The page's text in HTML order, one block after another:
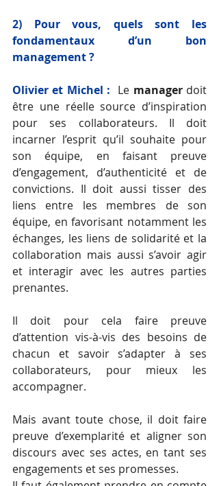
2) Pour vous, quels sont les
fondamentaux d’un bon
management ?
Olivier et Michel : Le manager doit
être une réelle source d’inspiration
pour ses collaborateurs. Il doit
incarner l’esprit qu’il souhaite pour
son équipe, en faisant preuve
d’engagement, d’authenticité et de
convictions. Il doit aussi tisser des
liens entre les membres de son
équipe, en favorisant notamment les
échanges, les liens de solidarité et la
collaboration mais aussi s’avoir agir
et interagir avec les autres parties
prenantes.
Il doit pour cela faire preuve
d’attention vis-à-vis des besoins de
chacun et savoir s’adapter à ses
collaborateurs, pour mieux les
accompagner.
Mais avant toute chose, il doit faire
preuve d’exemplarité et aligner son
discours avec ses actes, en tant ses
engagements et ses promesses.